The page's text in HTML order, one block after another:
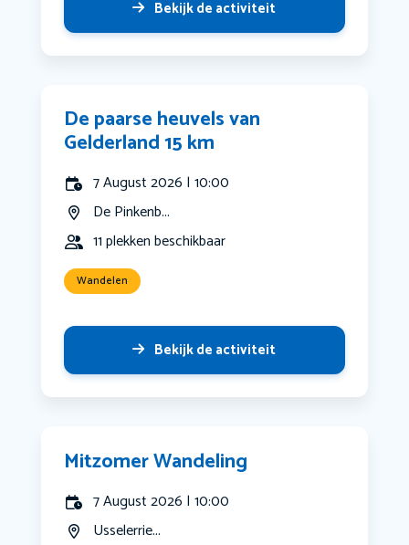
Bekijk de activiteit
De paarse heuvels van
Gelderland 15 km
7 August 2026 | 10:00
De Pinkenb...
11 plekken beschikbaar
Wandelen
Bekijk de activiteit
Mitzomer Wandeling
7 August 2026 | 10:00
Usselerrie...